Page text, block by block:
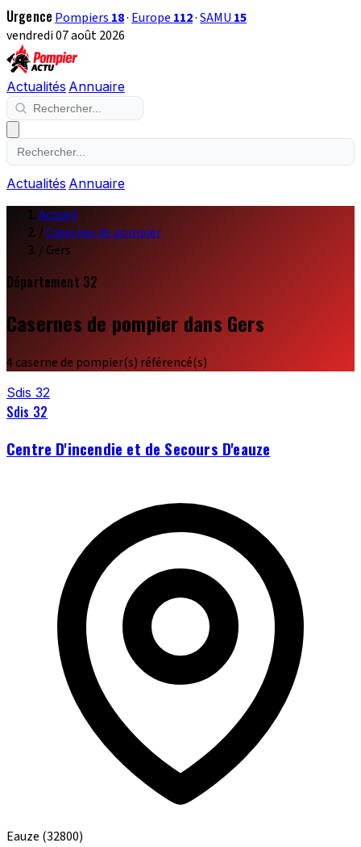
Urgence Pompiers 18· Europe 112·SAMU 15
vendredi 07 août 2026
Actualités Annuaire
Actualités Annuaire
Accueil
/Casernes de pompier
/ Gers
Département 32
Casernes de pompier dans Gers
4 caserne de pompier(s) référencé(s)
Sdis 32
Sdis 32
Centre D'incendie et de Secours D'eauze
Eauze (32800)